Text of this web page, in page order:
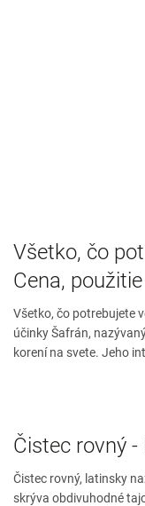
Všetko, čo
Cena,
Všetko, čo potrebujete
účinky Šafrán,
korení na svete. Jeho
Čistec rovný
Čistec rovný, latinsky
skrýva obdivuhodné